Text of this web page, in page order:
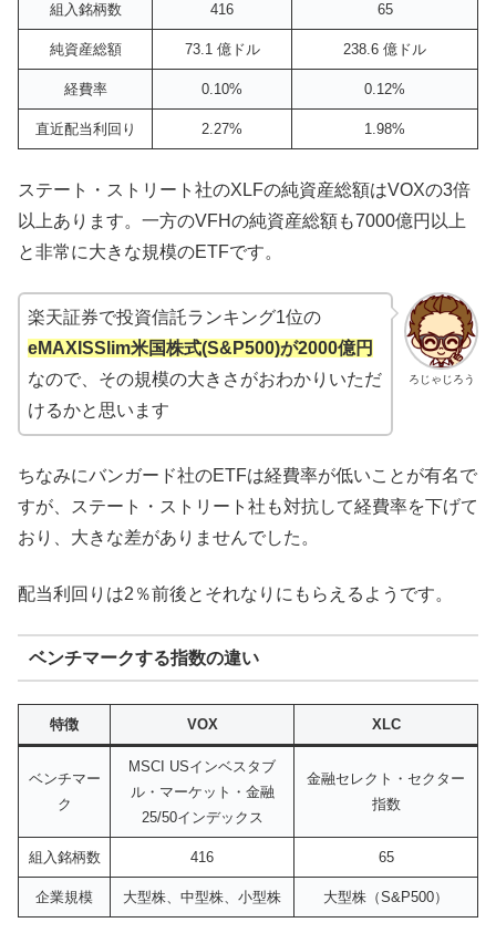
組入銘柄数 416 65
純資産総額 73.1 億ドル 238.6 億ドル
経費率 0.10% 0.12%
直近配当利回り 2.27% 1.98%
ステート・ストリート社のXLFの純資産総額はVOXの3倍
以上あります。一方のVFHの純資産総額も7000億円以上
と非常に大きな規模のETFです。
ろじゃじろう
楽天証券で投資信託ランキング1位の
eMAXISSlim米国株式(S&P500)が2000億円
なので、その規模の大きさがおわかりいただ
けるかと思います
ちなみにバンガード社のETFは経費率が低いことが有名で
すが、ステート・ストリート社も対抗して経費率を下げて
おり、大きな差がありませんでした。
配当利回りは2％前後とそれなりにもらえるようです。
ベンチマークする指数の違い
特徴 VOX XLC
ベンチマー
ク
MSCI USインベスタブ
ル・マーケット・金融
25/50インデックス
金融セレクト・セクター
指数
組入銘柄数 416 65
企業規模 大型株、中型株、小型株 大型株（S&P500）